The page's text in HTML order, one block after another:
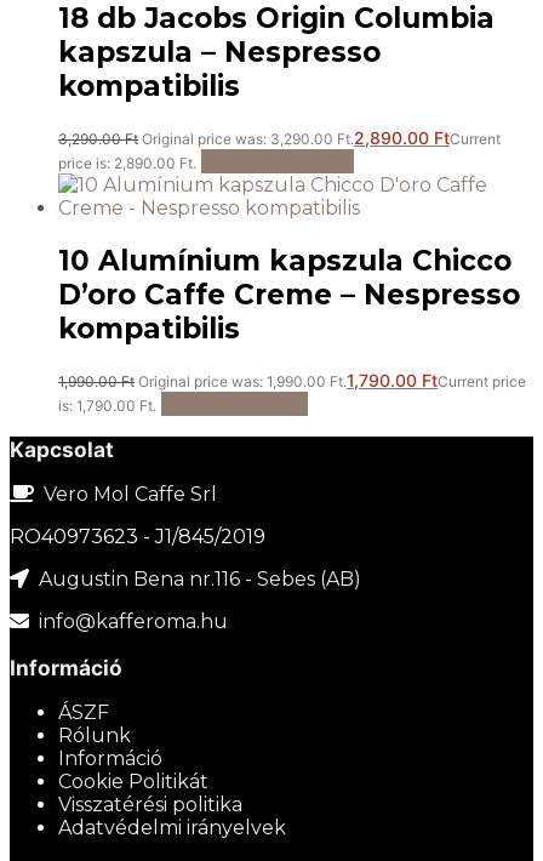
18 db Jacobs Origin Columbia
kapszula – Nespresso
kompatibilis
3,290.00Ft Original price was: 3,290.00 Ft.2,890.00 FtCurrent
price is: 2,890.00 Ft.
10 Alumínium kapszula Chicco
D’oro Caffe Creme – Nespresso
kompatibilis
1,990.00Ft Original price was: 1,990.00 Ft.1,790.00 FtCurrent price
is: 1,790.00 Ft.
Kapcsolat
Vero Mol Caffe Srl
RO40973623 - J1/845/2019
Augustin Bena nr.116 - Sebes (AB)
info@kafferoma.hu
Információ
ÁSZF
Rólunk
Információ
Cookie Politikát
Visszatérési politika
Adatvédelmi irányelvek